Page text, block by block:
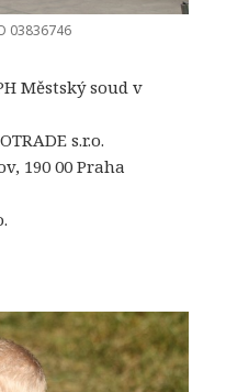
03836746
Městský soud v
s.r.o.
190 00 Praha